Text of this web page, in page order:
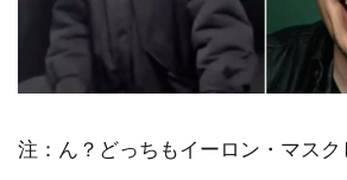
注：ん？どっちもイーロン・マスク